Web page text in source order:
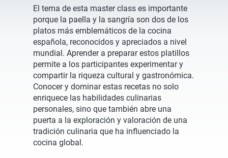
El tema de esta master class es importante
porque la paella y la sangría son dos de los
platos más emblemáticos de la cocina
española, reconocidos y apreciados a nivel
mundial. Aprender a preparar estos platillos
permite a los participantes experimentar y
compartir la riqueza cultural y gastronómica.
Conocer y dominar estas recetas no solo
enriquece las habilidades culinarias
personales, sino que también abre una
puerta a la exploración y valoración de una
tradición culinaria que ha influenciado la
cocina global.